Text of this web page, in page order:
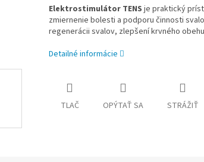
Elektrostimulátor TENS je praktický
zmiernenie bolesti a podporu činnosti
regenerácii svalov, zlepšení krvného
Detailné informácie
TLAČ OPÝTAŤ SA STRÁŽIŤ